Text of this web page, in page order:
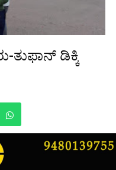
ತುಫಾನ್ ಡಿಕ್ಕಿ